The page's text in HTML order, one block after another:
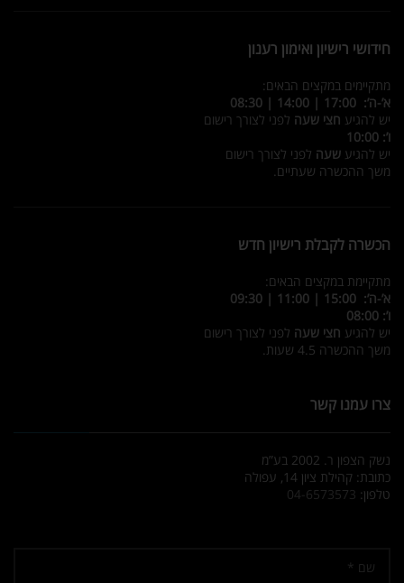
חידושי רישיון ואימון רענון
מתקיימים במקצים הבאים:
א’-ה’: 17:00 | 14:00 | 08:30
יש להגיע חצי שעה לפני לצורך רישום
ו’: 10:00
יש להגיע שעה לפני לצורך רישום
משך ההכשרה שעתיים.
הכשרה לקבלת רישיון חדש
מתקיימת במקצים הבאים:
א’-ה’: 15:00 | 11:00 | 09:30
ו’: 08:00
יש להגיע חצי שעה לפני לצורך רישום
משך ההכשרה 4.5 שעות.
צרו עמנו קשר
נשק הצפון ר. 2002 בע”מ
כתובת: קהילת ציון 14, עפולה
טלפון: 04-6573573